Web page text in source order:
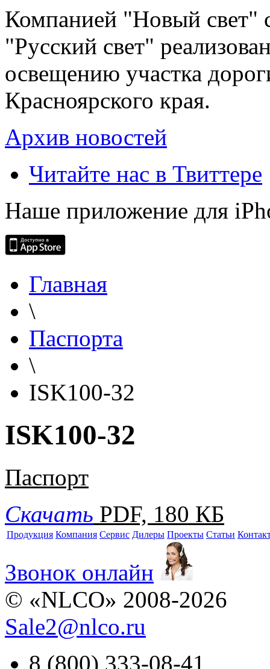
Компанией "Новый свет"
"Русский свет"
освещению участка
Красноярского края.
Архив новостей
Читайте нас в Твиттере
Наше приложение для
Главная
\
Паспорта
\
ISK100-32
ISK100-32
Паспорт
Скачать PDF, 180 КБ
Продукция Компания Сервис Дилеры Проекты Статьи
Звонок онлайн
© «NLCO» 2008-2026
Sale2@nlco.ru
8 (800) 333-08-41